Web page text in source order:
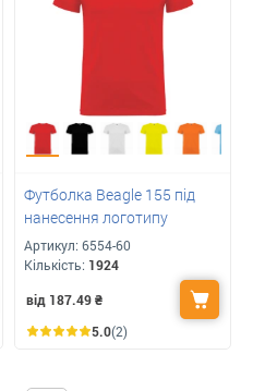
Футболка Beagle 155 під
нанесення логотипу
Артикул: 6554-60
Кількість: 1924
від 187.49₴
5.0(2)